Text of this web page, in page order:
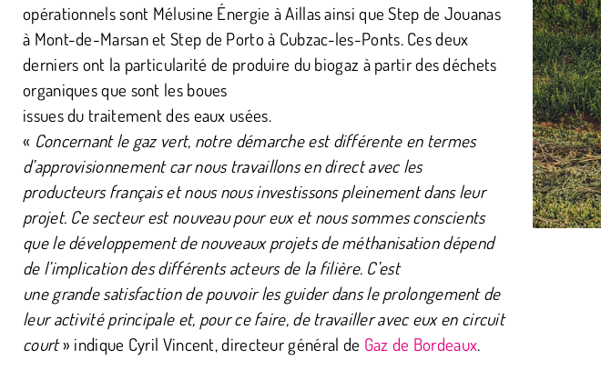
opérationnels sont Mélusine Énergie à Aillas ainsi que Step de Jouanas
à Mont-de-Marsan et Step de Porto à Cubzac-les-Ponts. Ces deux
derniers ont la particularité de produire du biogaz à partir des déchets
organiques que sont les boues
issues du traitement des eaux usées.
« Concernant le gaz vert, notre démarche est différente en termes
d’approvisionnement car nous travaillons en direct avec les
producteurs français et nous nous investissons pleinement dans leur
projet. Ce secteur est nouveau pour eux et nous sommes conscients
que le développement de nouveaux projets de méthanisation dépend
de l’implication des différents acteurs de la filière. C’est
une grande satisfaction de pouvoir les guider dans le prolongement de
leur activité principale et, pour ce faire, de travailler avec eux en circuit
court» indique Cyril Vincent, directeur général de Gaz de Bordeaux.